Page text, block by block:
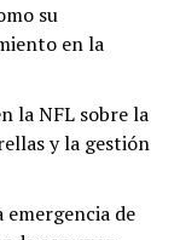
su
en la
la NFL sobre la
y la gestión
emergencia de